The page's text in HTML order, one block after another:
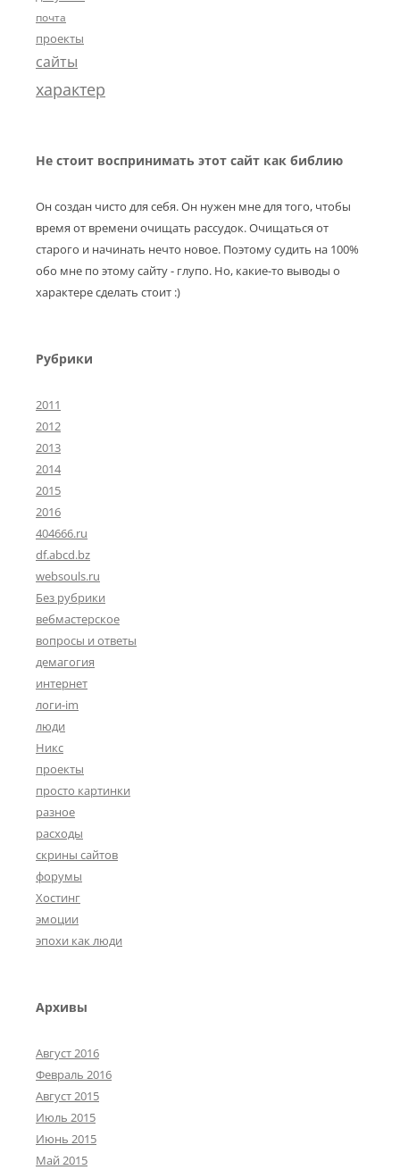
почта
проекты
сайты
характер
Не стоит воспринимать этот сайт как библию
Он создан чисто для себя. Он нужен мне для того, чтобы
время от времени очищать рассудок. Очищаться от
старого и начинать нечто новое. Поэтому судить на 100%
обо мне по этому сайту - глупо. Но, какие-то выводы о
характере сделать стоит :)
Рубрики
2011
2012
2013
2014
2015
2016
404666.ru
df.abcd.bz
websouls.ru
Без рубрики
вебмастерское
вопросы и ответы
демагогия
интернет
логи-im
люди
Никс
проекты
просто картинки
разное
расходы
скрины сайтов
форумы
Хостинг
эмоции
эпохи как люди
Архивы
Август 2016
Февраль 2016
Август 2015
Июль 2015
Июнь 2015
Май 2015